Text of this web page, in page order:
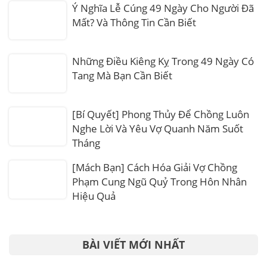
Ý Nghĩa Lễ Cúng 49 Ngày Cho Người Đã
Mất? Và Thông Tin Cần Biết
Những Điều Kiêng Kỵ Trong 49 Ngày Có
Tang Mà Bạn Cần Biết
[Bí Quyết] Phong Thủy Để Chồng Luôn
Nghe Lời Và Yêu Vợ Quanh Năm Suốt
Tháng
[Mách Bạn] Cách Hóa Giải Vợ Chồng
Phạm Cung Ngũ Quỷ Trong Hôn Nhân
Hiệu Quả
BÀI VIẾT MỚI NHẤT